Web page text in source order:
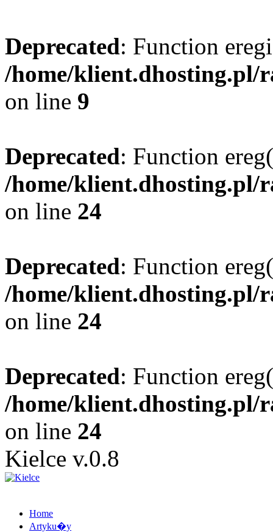
Deprecated: Function
/home/klient.dhosting.pl/
on line 9
Deprecated: Function
/home/klient.dhosting.pl/
on line 24
Deprecated: Function
/home/klient.dhosting.pl/
on line 24
Deprecated: Function
/home/klient.dhosting.pl/
on line 24
Kielce v.0.8
Home
Artyku�y